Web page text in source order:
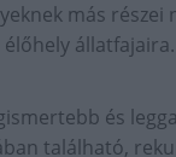
más
állatfajaira.
és
található,